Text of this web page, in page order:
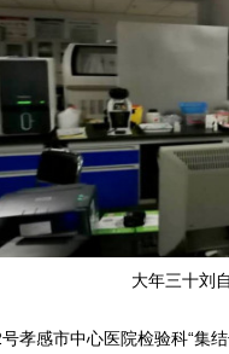
大年三十刘
感市中心医院检验科“集结